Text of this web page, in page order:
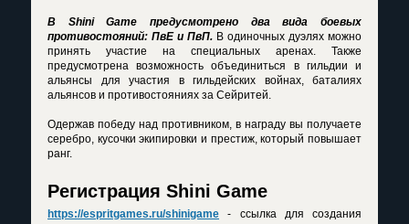
В Shini Game предусмотрено два вида боевых
противостояний: ПвЕ и ПвП. В одиночных дуэлях можно
принять участие на специальных аренах. Также
предусмотрена возможность объединиться в гильдии и
альянсы для участия в гильдейских войнах, баталиях
альянсов и противостояниях за Сейритей.
Одержав победу над противником, в награду вы получаете
серебро, кусочки экипировки и престиж, который повышает
ранг.
Регистрация Shini Game
https://espritgames.ru/shinigame - ссылка для создания